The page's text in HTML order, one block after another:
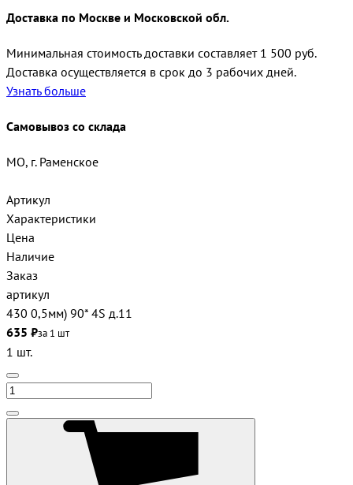
Доставка по Москве и Московской обл.
Минимальная стоимость доставки составляет 1 500 руб.
Доставка осуществляется в срок до 3 рабочих дней.
Узнать больше
Самовывоз со склада
МО, г. Раменское
Артикул
Характеристики
Цена
Наличие
Заказ
артикул
430 0,5мм) 90* 4S д.11
635 ₽за 1 шт
1 шт.